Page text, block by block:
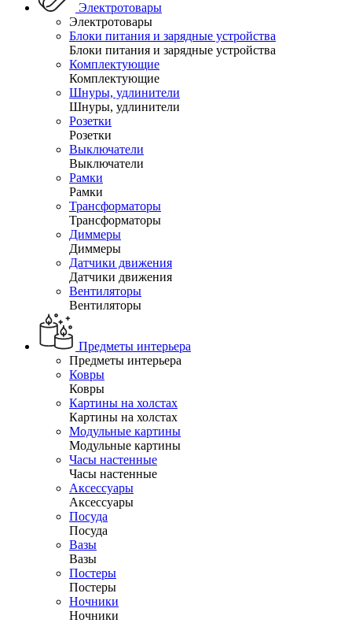
Электротовары
Электротовары
Блоки питания и зарядные устройства
Блоки питания и зарядные устройства
Комплектующие
Комплектующие
Шнуры, удлинители
Шнуры, удлинители
Розетки
Розетки
Выключатели
Выключатели
Рамки
Рамки
Трансформаторы
Трансформаторы
Диммеры
Диммеры
Датчики движения
Датчики движения
Вентиляторы
Вентиляторы
Предметы интерьера
Предметы интерьера
Ковры
Ковры
Картины на холстах
Картины на холстах
Модульные картины
Модульные картины
Часы настенные
Часы настенные
Аксессуары
Аксессуары
Посуда
Посуда
Вазы
Вазы
Постеры
Постеры
Ночники
Ночники